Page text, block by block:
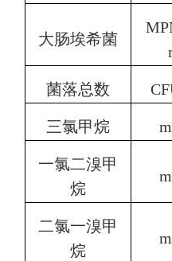
大肠埃希菌
菌落总数
三氯甲烷
一氯二溴甲
烷
二氯一溴甲
烷